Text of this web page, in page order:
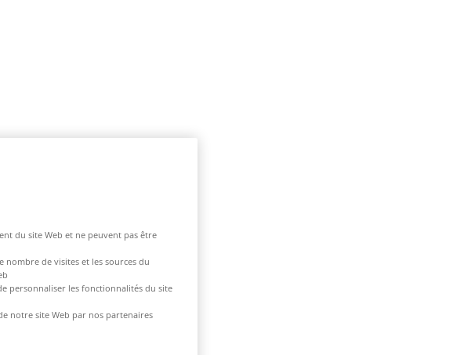
du site Web et ne peuvent pas être
nombre de visites et les sources du
personnaliser les fonctionnalités du site
notre site Web par nos partenaires